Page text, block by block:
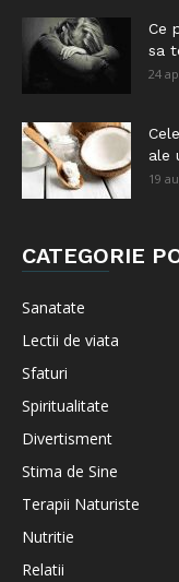
Ce
sa
24
ale
19
CATEGORIE
Sanatate
Lectii de viata
Sfaturi
Spiritualitate
Divertisment
Stima de Sine
Terapii Naturiste
Nutritie
Relatii